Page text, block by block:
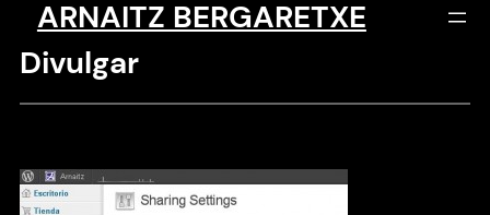
Saltar
contenido
ARNAITZ BERGARETXE
Divulgar